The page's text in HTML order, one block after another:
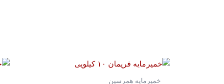
خمیرمایه همرسین